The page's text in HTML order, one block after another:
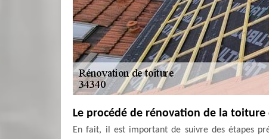
Le procédé de rénovation de la toiture
En fait, il est important de suivre des étapes